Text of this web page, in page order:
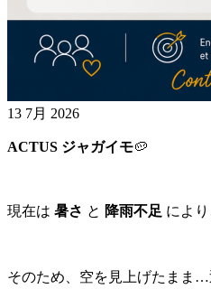
13 7月 2026
ACTUS ジャガイモ🥔
現在は 暑さ と 降雨不足 により
そのため、空を見上げたまま